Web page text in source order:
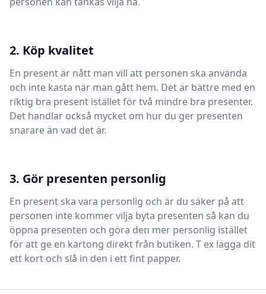
2. Köp kvalitet
En present är nått man vill att personen ska använda
och inte kasta när man gått hem. Det är bättre med en
riktig bra present istället för två mindre bra presenter.
Det handlar också mycket om hur du ger presenten
snarare än vad det är.
3. Gör presenten personlig
En present ska vara personlig och är du säker på att
personen inte kommer vilja byta presenten så kan du
öppna presenten och göra den mer personlig istället
för att ge en kartong direkt från butiken. T ex lägga dit
ett kort och slå in den i ett fint papper.